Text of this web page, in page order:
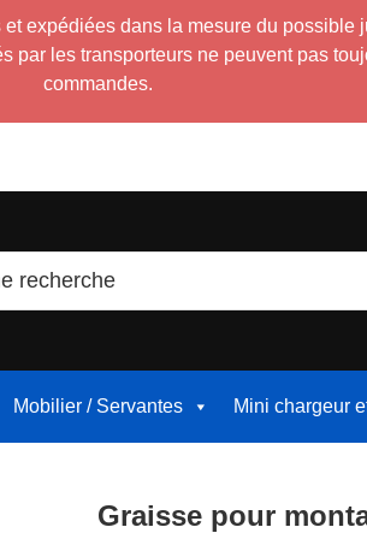
expédiées dans la mesure du possible
par les transporteurs ne peuvent pas
commandes.
recherche
Mobilier / Servantes Mini chargeur
Graisse pour